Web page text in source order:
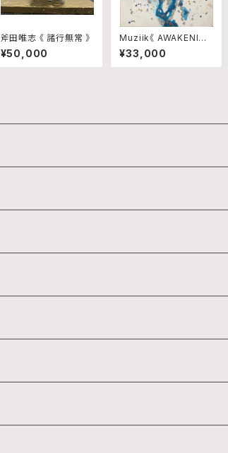
斧田唯志 《 諸行無常 》
¥50,000
Muziik《 AWAKENING
Ⅴ 》
¥33,000